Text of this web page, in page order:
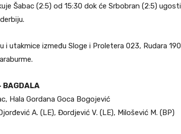
Šabac (2:5) od 15:30 dok će Srbobran (2:5)
i utakmice između Sloge i Proletera 023, Rudara
BAGDALA
Hala Gordana Goca Bogojević
A. (LE), Đordjević V. (LE), Milošević M. (BP)